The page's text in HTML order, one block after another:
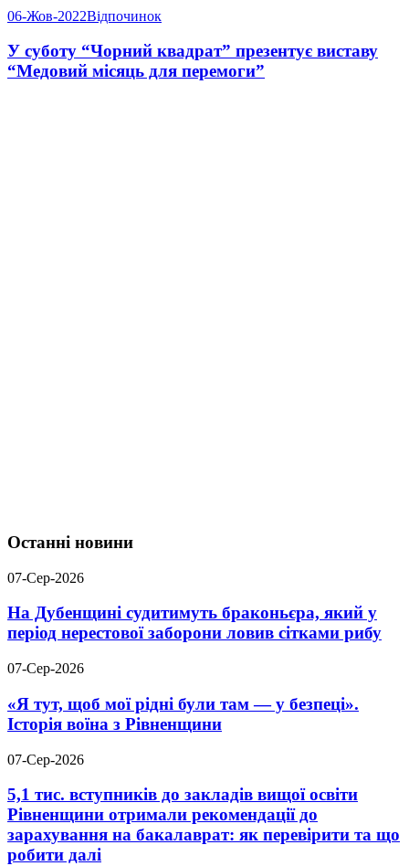
06-Жов-2022Відпочинок
У суботу “Чорний квадрат” презентує виставу
“Медовий місяць для перемоги”
Останні новини
07-Сер-2026
На Дубенщині судитимуть браконьєра, який у
період нерестової заборони ловив сітками рибу
07-Сер-2026
«Я тут, щоб мої рідні були там — у безпеці».
Історія воїна з Рівненщини
07-Сер-2026
5,1 тис. вступників до закладів вищої освіти
Рівненщини отримали рекомендації до
зарахування на бакалаврат: як перевірити та що
робити далі